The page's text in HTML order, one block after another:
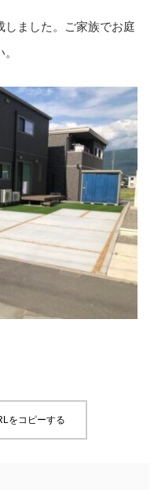
しました。ご家族でお庭
をコピーする